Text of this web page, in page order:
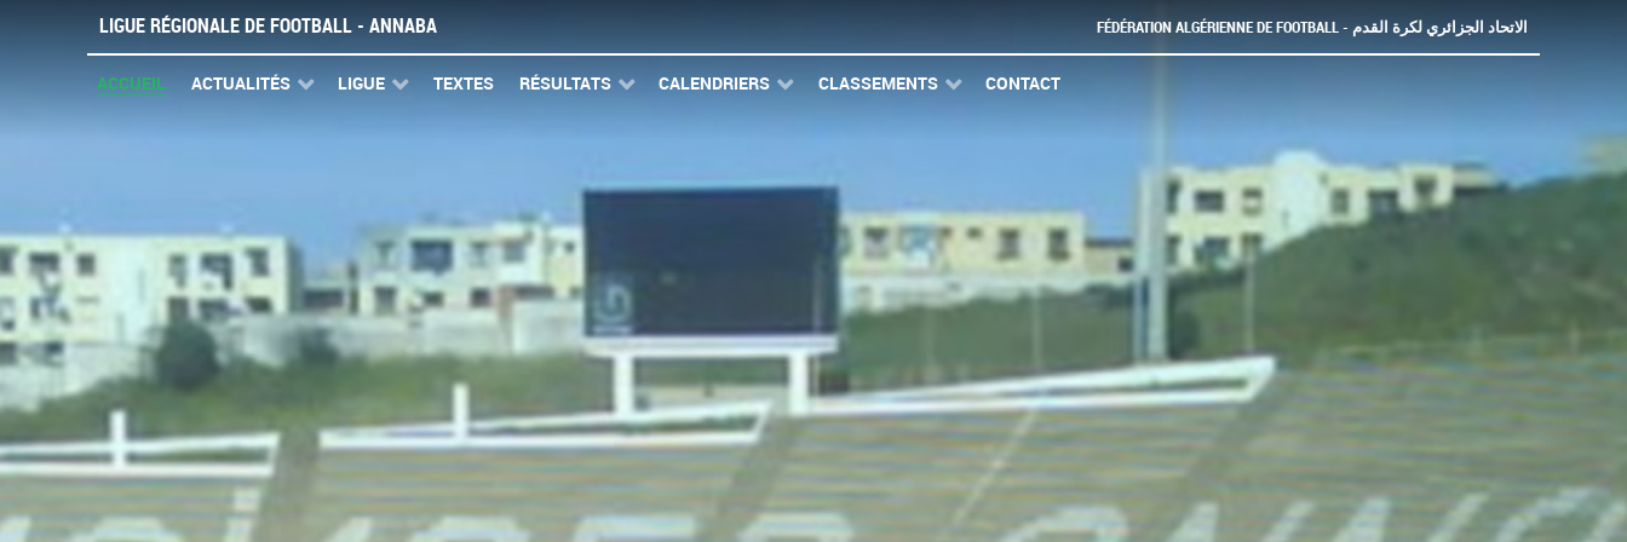
LIGUE RÉGIONALE DE FOOTBALL - ANNABA FÉDÉRATION ALGÉRIENNE DE FOOTBALL - الاتحاد الجزائري لكرة القدم
ACCUEIL ACTUALITÉS LIGUE TEXTES RÉSULTATS CALENDRIERS CLASSEMENTS CONTACT